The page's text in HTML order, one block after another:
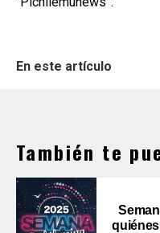
En este artículo
También te